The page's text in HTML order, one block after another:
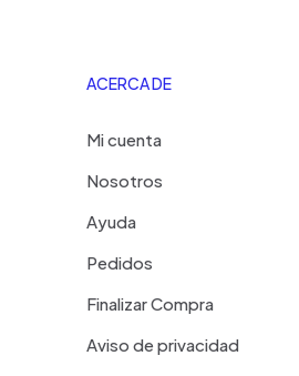
ACERCA DE
Mi cuenta
Nosotros
Ayuda
Pedidos
Finalizar Compra
Aviso de privacidad